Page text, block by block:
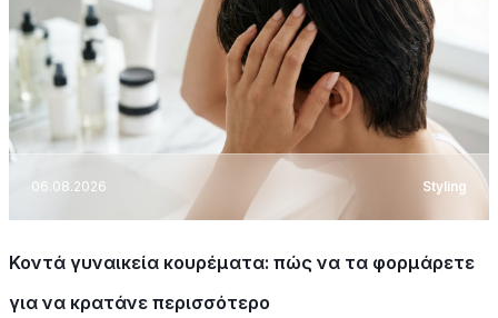
06.08.2026 Styling
Κοντά γυναικεία κουρέματα: πώς να τα φορμάρετε
για να κρατάνε περισσότερο